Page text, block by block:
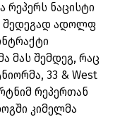
ნაცისტი
შედეგად ადოლფ
მას შემდეგ, რაც
33 & West
რეპერთან
კიმელმა